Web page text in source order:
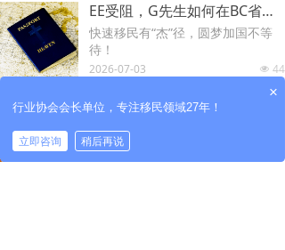
EE受阻，G先生如何在BC省提名中“柳暗花明”？见证杰圣29年守护的力量
快速移民有“杰”径，圆梦加国不等
待！
넶 44
2026-07-03
40万美元快速入籍，一步到位获大
国身份！
넶 44
2026-06-30
×
行业协会会长单位，专注移民领域27年！
立即咨询 稍后再说